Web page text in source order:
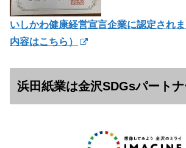
いしかわ健康経営宣言企業に認定され
内容はこちら）
浜田紙業は金沢SDGsパート